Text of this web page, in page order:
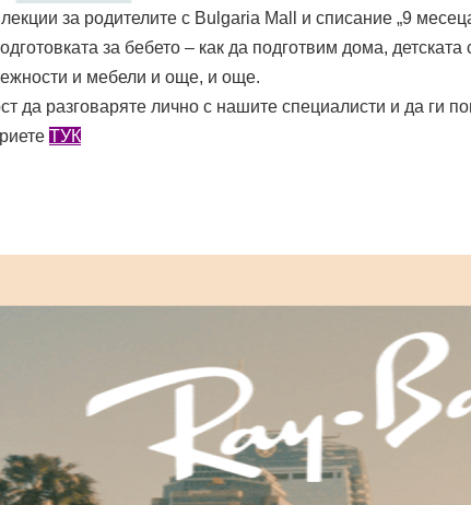
за родителите с Bulgaria Mall и списание „9
за бебето – как да подготвим дома,
и мебели и още, и още.
разговаряте лично с нашите специалисти и да ги
ТУК